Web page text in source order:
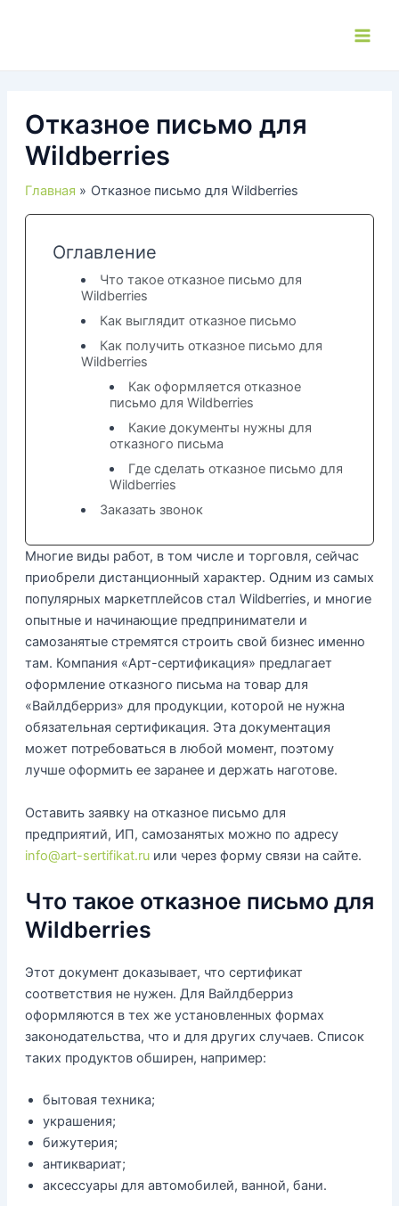
Отказное письмо для
Wildberries
Главная Отказное письмо для Wildberries
Оглавление
Что такое отказное письмо для
Wildberries
Как выглядит отказное письмо
Как получить отказное письмо для
Wildberries
Как оформляется отказное
письмо для Wildberries
Какие документы нужны для
отказного письма
Где сделать отказное письмо для
Wildberries
Заказать звонок
Многие виды работ, в том числе и торговля, сейчас
приобрели дистанционный характер. Одним из самых
популярных маркетплейсов стал Wildberries, и многие
опытные и начинающие предприниматели и
самозанятые стремятся строить свой бизнес именно
там. Компания «Арт-сертификация» предлагает
оформление отказного письма на товар для
«Вайлдберриз» для продукции, которой не нужна
обязательная сертификация. Эта документация
может потребоваться в любой момент, поэтому
лучше оформить ее заранее и держать наготове.
Оставить заявку на отказное письмо для
предприятий, ИП, самозанятых можно по адресу
info@art-sertifikat.ruили через форму связи на сайте.
Что такое отказное письмо для
Wildberries
Этот документ доказывает, что сертификат
соответствия не нужен. Для Вайлдберриз
оформляются в тех же установленных формах
законодательства, что и для других случаев. Список
таких продуктов обширен, например:
бытовая техника;
украшения;
бижутерия;
антиквариат;
аксессуары для автомобилей, ванной, бани.